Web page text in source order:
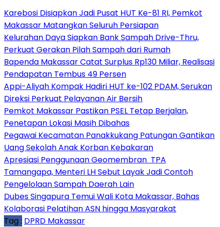
Karebosi Disiapkan Jadi Pusat HUT Ke-81 RI, Pemkot
Makassar Matangkan Seluruh Persiapan
Kelurahan Daya Siapkan Bank Sampah Drive-Thru,
Perkuat Gerakan Pilah Sampah dari Rumah
Bapenda Makassar Catat Surplus Rp130 Miliar, Realisasi
Pendapatan Tembus 49 Persen
Appi-Aliyah Kompak Hadiri HUT ke-102 PDAM, Serukan
Direksi Perkuat Pelayanan Air Bersih
Pemkot Makassar Pastikan PSEL Tetap Berjalan,
Penetapan Lokasi Masih Dibahas
Pegawai Kecamatan Panakkukang Patungan Gantikan
Uang Sekolah Anak Korban Kebakaran
Apresiasi Penggunaan Geomembran TPA
Tamangapa, Menteri LH Sebut Layak Jadi Contoh
Pengelolaan Sampah Daerah Lain
Dubes Singapura Temui Wali Kota Makassar, Bahas
Kolaborasi Pelatihan ASN hingga Masyarakat
Tag : DPRD Makassar